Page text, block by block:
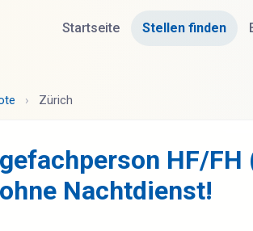
Startseite Stellen finden
› Zürich
HF/FH
Nachtdienst!